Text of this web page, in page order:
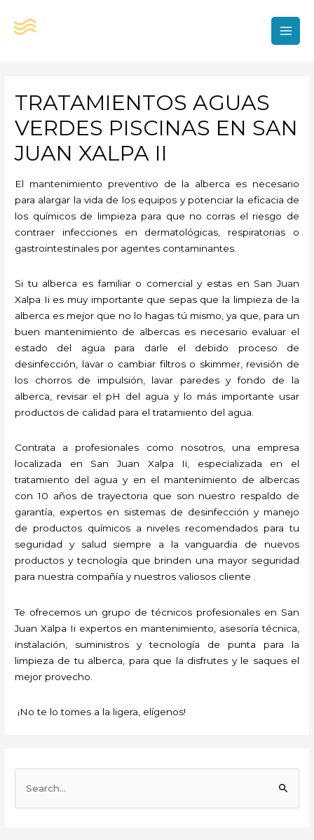
TRATAMIENTOS AGUAS
VERDES PISCINAS EN SAN
JUAN XALPA II
El mantenimiento preventivo de la alberca es necesario
para alargar la vida de los equipos y potenciar la eficacia de
los químicos de limpieza para que no corras el riesgo de
contraer infecciones en dermatológicas, respiratorias o
gastrointestinales por agentes contaminantes.
Si tu alberca es familiar o comercial y estas en San Juan
Xalpa Ii es muy importante que sepas que la limpieza de la
alberca es mejor que no lo hagas tú mismo, ya que, para un
buen mantenimiento de albercas es necesario evaluar el
estado del agua para darle el debido proceso de
desinfección, lavar o cambiar filtros o skimmer, revisión de
los chorros de impulsión, lavar paredes y fondo de la
alberca, revisar el pH del agua y lo más importante usar
productos de calidad para el tratamiento del agua.
Contrata a profesionales como nosotros, una empresa
localizada en San Juan Xalpa Ii, especializada en el
tratamiento del agua y en el mantenimiento de albercas
con 10 años de trayectoria que son nuestro respaldo de
garantía, expertos en sistemas de desinfección y manejo
de productos químicos a niveles recomendados para tu
seguridad y salud siempre a la vanguardia de nuevos
productos y tecnología que brinden una mayor seguridad
para nuestra compañía y nuestros valiosos cliente .
Te ofrecemos un grupo de técnicos profesionales en San
Juan Xalpa Ii expertos en mantenimiento, asesoría técnica,
instalación, suministros y tecnología de punta para la
limpieza de tu alberca, para que la disfrutes y le saques el
mejor provecho.
¡No te lo tomes a la ligera, elígenos!